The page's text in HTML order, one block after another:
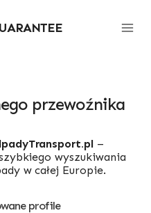
przewoźnika
–
wyszukiwania
w całej Europie.
profile